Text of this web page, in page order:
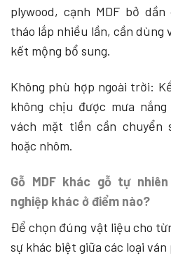
plywood, cạnh MDF bở
tháo lắp nhiều lần, cần dùng
kết mộng bổ sung.
Không phù hợp ngoài trời:
không chịu được mưa
vách mặt tiền cần chuyển
hoặc nhôm.
Gỗ MDF khác gỗ tự
nghiệp khác ở điểm nào?
Để chọn đúng vật liệu cho
sự khác biệt giữa các loại